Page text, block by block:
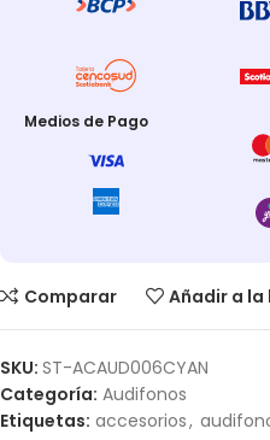
Medios de Pago
Comparar Añadir a la
SKU: ST-ACAUD006CYAN
Categoría: Audifonos
Etiquetas: accesorios,